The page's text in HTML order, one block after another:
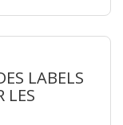
LABELS
LES